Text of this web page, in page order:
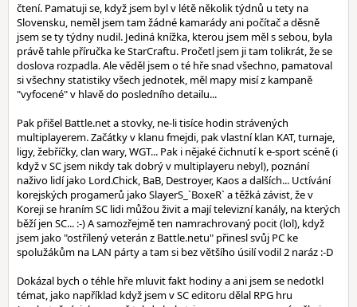
čtení. Pamatuji se, když jsem byl v létě několik týdnů u tety na
Slovensku, neměl jsem tam žádné kamarády ani počítač a děsně
jsem se ty týdny nudil. Jediná knížka, kterou jsem měl s sebou, byla
právě tahle příručka ke StarCraftu. Pročetl jsem ji tam tolikrát, že se
doslova rozpadla. Ale věděl jsem o té hře snad všechno, pamatoval
si všechny statistiky všech jednotek, měl mapy misí z kampaně
"vyfocené" v hlavě do posledního detailu...
Pak přišel Battle.net a stovky, ne-li tisíce hodin strávených
multiplayerem. Začátky v klanu fmejdi, pak vlastní klan KAT, turnaje,
ligy, žebříčky, clan wary, WGT... Pak i nějaké čichnutí k e-sport scéně (i
když v SC jsem nikdy tak dobrý v multiplayeru nebyl), poznání
naživo lidí jako Lord.Chick, BaB, Destroyer, Kaos a dalších... Uctívání
korejských progamerů jako SlayerS_`BoxeR` a těžká závist, že v
Koreji se hraním SC lidi můžou živit a mají televizní kanály, na kterých
běží jen SC... :-) A samozřejmě ten namrachrovaný pocit (lol), když
jsem jako "ostřílený veterán z Battle.netu" přinesl svůj PC ke
spolužákům na LAN párty a tam si bez většího úsilí vodil 2 naráz :-D
Dokázal bych o téhle hře mluvit fakt hodiny a ani jsem se nedotkl
témat, jako například když jsem v SC editoru dělal RPG hru